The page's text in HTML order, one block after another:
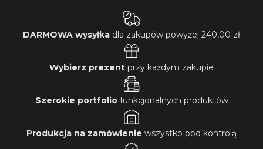
DARMOWA wysyłka dla zakupów powyżej 240,00 zł
Wybierz prezent przy każdym zakupie
Szerokie portfoliofunkcjonalnych produktów
Produkcja na zamówienie wszystko pod kontrolą